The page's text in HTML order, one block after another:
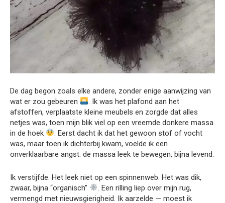
De dag begon zoals elke andere, zonder enige aanwijzing van
wat er zou gebeuren
. Ik was het plafond aan het
afstoffen, verplaatste kleine meubels en zorgde dat alles
netjes was, toen mijn blik viel op een vreemde donkere massa
in de hoek
. Eerst dacht ik dat het gewoon stof of vocht
was, maar toen ik dichterbij kwam, voelde ik een
onverklaarbare angst: de massa leek te bewegen, bijna levend.
Ik verstijfde. Het leek niet op een spinnenweb. Het was dik,
zwaar, bijna “organisch”
. Een rilling liep over mijn rug,
vermengd met nieuwsgierigheid. Ik aarzelde — moest ik